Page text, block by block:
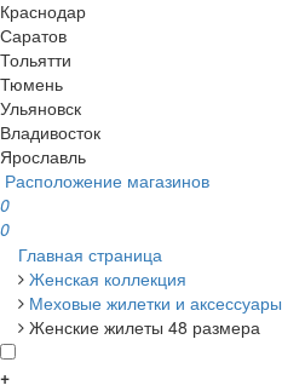
Краснодар
Саратов
Тольятти
Тюмень
Ульяновск
Владивосток
Ярославль
Расположение магазинов
0
0
Главная страница
Женская коллекция
Меховые жилетки и аксессуары
Женские жилеты 48 размера
+